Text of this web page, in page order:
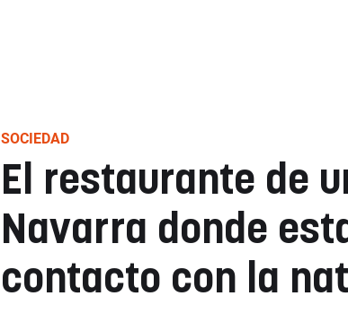
SOCIEDAD
El restaurante de
Navarra donde
contacto con la